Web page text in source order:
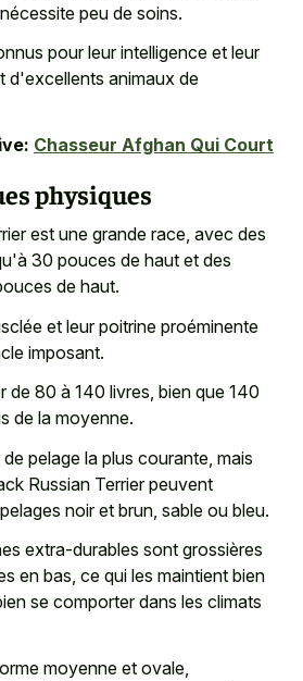
peu de soins.
pour leur intelligence et leur
d'excellents animaux de
Chasseur Afghan Qui Court
physiques
est une grande race, avec des
30 pouces de haut et des
de haut.
et leur poitrine proéminente
imposant.
de 80 à 140 livres, bien que 140
de la moyenne.
pelage la plus courante, mais
Russian Terrier peuvent
noir et brun, sable ou bleu.
extra-durables sont grossières
en bas, ce qui les maintient bien
se comporter dans les climats
moyenne et ovale,